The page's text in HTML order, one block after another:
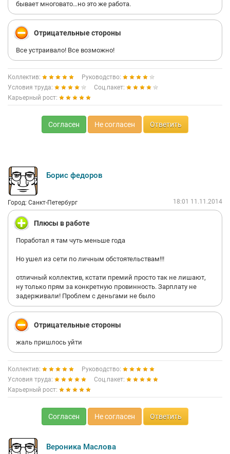
бывает многовато…но это же работа.
Отрицательные стороны
Все устраивало! Все возможно!
Коллектив:
Руководство:
Условия труда:
Соц.пакет:
Карьерный рост:
Согласен Не согласен Ответить
Борис федоров
Город: Санкт-Петербург 18:01 11.11.2014
Плюсы в работе
Поработал я там чуть меньше года
Но ушел из сети по личным обстоятельствам!!!
отличный коллектив, кстати премий просто так не лишают,
ну только прям за конкретную провинность. Зарплату не
задерживали! Проблем с деньгами не было
Отрицательные стороны
жаль пришлось уйти
Коллектив:
Руководство:
Условия труда:
Соц.пакет:
Карьерный рост:
Согласен Не согласен Ответить
Вероника Маслова